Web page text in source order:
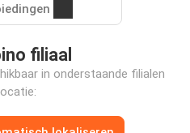
filiaal
in onderstaande filialen